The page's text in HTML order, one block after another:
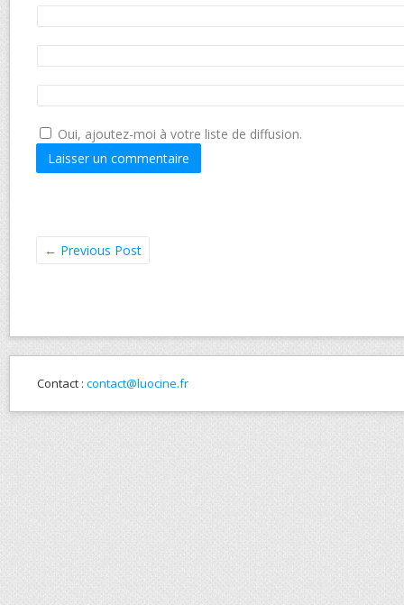
Oui, ajoutez-moi à votre liste de diffusion.
← Previous Post
Contact : contact@luocine.fr